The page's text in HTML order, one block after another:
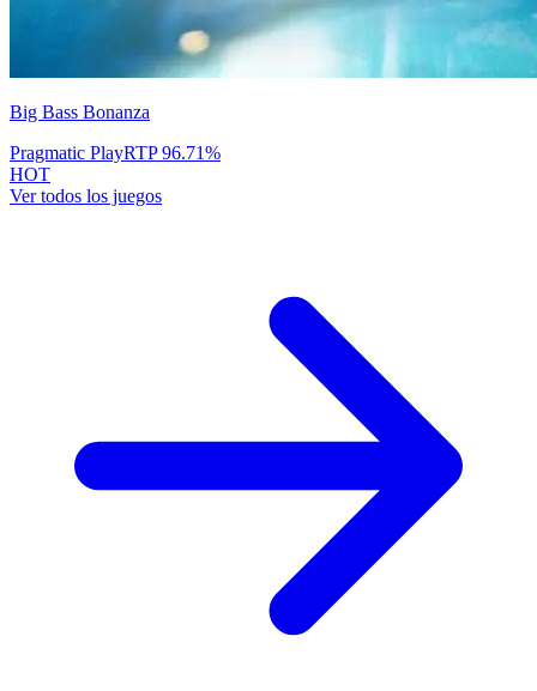
Big Bass Bonanza
Pragmatic PlayRTP96.71%
HOT
Ver todos los juegos